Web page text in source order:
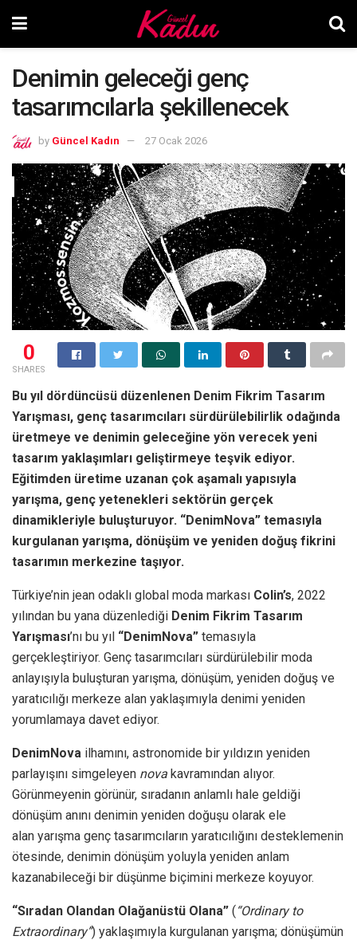
Denimin geleceği genç
tasarımcılarla şekillenecek
by Güncel Kadın 27 Ocak 2026
0
SHARES
Bu yıl dördüncüsü düzenlenen Denim Fikrim Tasarım
Yarışması, genç tasarımcıları sürdürülebilirlik odağında
üretmeye ve denimin geleceğine yön verecek yeni
tasarım yaklaşımları geliştirmeye teşvik ediyor.
Eğitimden üretime uzanan çok aşamalı yapısıyla
yarışma, genç yetenekleri sektörün gerçek
dinamikleriyle buluşturuyor. “DenimNova” temasıyla
kurgulanan yarışma, dönüşüm ve yeniden doğuş fikrini
tasarımın merkezine taşıyor.
Türkiye’nin jean odaklı global moda markası Colin’s, 2022
yılından bu yana düzenlediği Denim Fikrim Tasarım
Yarışması’nı bu yıl “DenimNova” temasıyla
gerçekleştiriyor. Genç tasarımcıları sürdürülebilir moda
anlayışıyla buluşturan yarışma, dönüşüm, yeniden doğuş ve
yaratıcılığı merkeze alan yaklaşımıyla denimi yeniden
yorumlamaya davet ediyor.
DenimNova ilhamını, astronomide bir yıldızın yeniden
parlayışını simgeleyen nova kavramından alıyor.
Görünmeyenin görünür, sıradanın anlamlı hale geldiği
dönüşüm anını denimin yeniden doğuşu olarak ele
alan yarışma genç tasarımcıların yaratıcılığını desteklemenin
ötesinde, denimin dönüşüm yoluyla yeniden anlam
kazanabileceği bir düşünme biçimini merkeze koyuyor.
“Sıradan Olandan Olağanüstü Olana” (“Ordinary to
Extraordinary”) yaklaşımıyla kurgulanan yarışma; dönüşümün